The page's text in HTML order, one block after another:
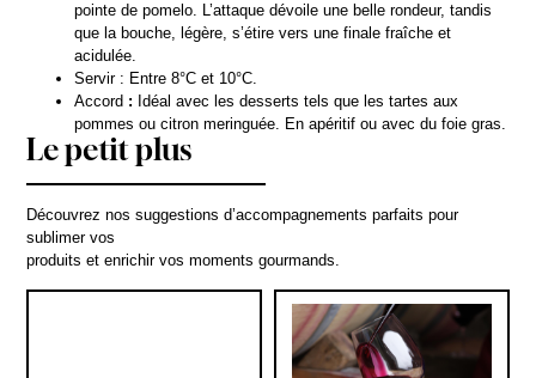
pointe de pomelo. L’attaque dévoile une belle rondeur, tandis
que la bouche, légère, s’étire vers une finale fraîche et
acidulée.
Servir : Entre 8°C et 10°C.
Accord : Idéal avec les desserts tels que les tartes aux
pommes ou citron meringuée. En apéritif ou avec du foie gras.
Le petit plus
Découvrez nos suggestions d’accompagnements parfaits pour
sublimer vos
produits et enrichir vos moments gourmands.